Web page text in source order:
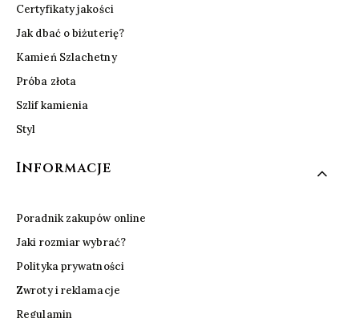
Certyfikaty jakości
Jak dbać o biżuterię?
Kamień Szlachetny
Próba złota
Szlif kamienia
Styl
Informacje
Poradnik zakupów online
Jaki rozmiar wybrać?
Polityka prywatności
Zwroty i reklamacje
Regulamin